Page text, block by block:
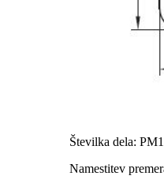
Številka dela:
Namestitev